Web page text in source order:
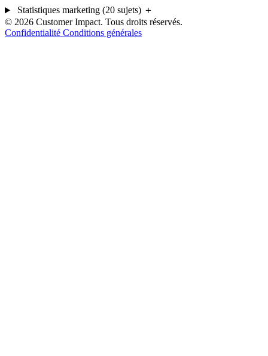
Statistiques marketing (20 sujets) ＋
© 2026 Customer Impact. Tous droits réservés.
Confidentialité Conditions générales